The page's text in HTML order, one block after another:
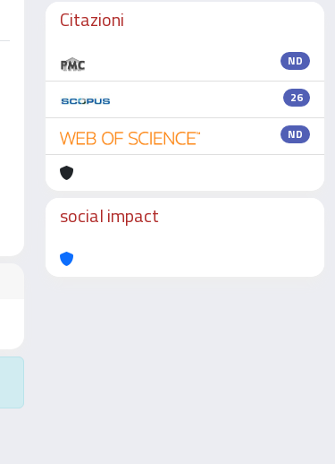
Citazioni
ND
26
ND
social impact